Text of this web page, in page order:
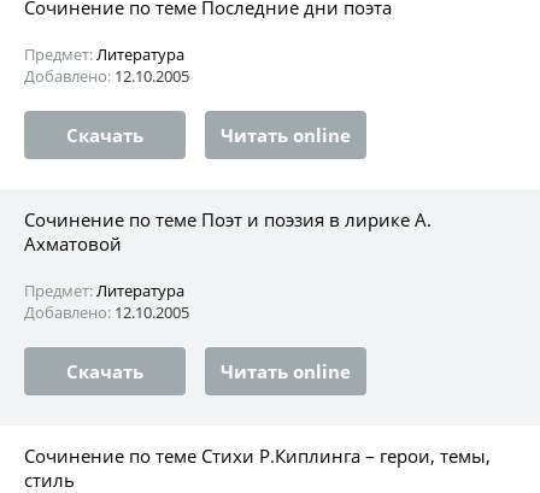
Сочинение по теме Последние дни поэта
Предмет:Литература
Добавлено: 12.10.2005
Скачать Читать online
Сочинение по теме Поэт и поэзия в лирике А.
Ахматовой
Предмет:Литература
Добавлено: 12.10.2005
Скачать Читать online
Сочинение по теме Стихи Р.Киплинга – герои, темы,
стиль